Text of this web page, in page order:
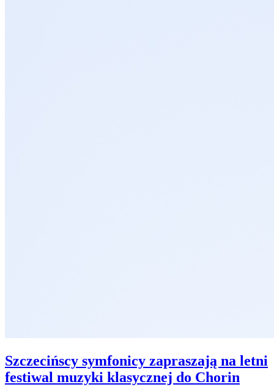
Szczecińscy symfonicy zapraszają na letni
festiwal muzyki klasycznej do Chorin